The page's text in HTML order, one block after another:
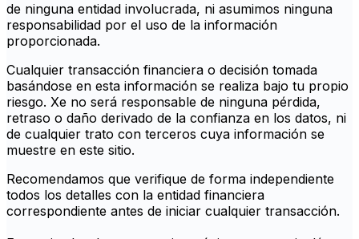
de ninguna entidad involucrada, ni asumimos ninguna
responsabilidad por el uso de la información
proporcionada.
Cualquier transacción financiera o decisión tomada
basándose en esta información se realiza bajo tu propio
riesgo. Xe no será responsable de ninguna pérdida,
retraso o daño derivado de la confianza en los datos, ni
de cualquier trato con terceros cuya información se
muestre en este sitio.
Recomendamos que verifique de forma independiente
todos los detalles con la entidad financiera
correspondiente antes de iniciar cualquier transacción.